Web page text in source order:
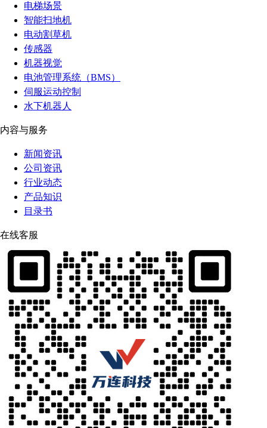
电梯场景
智能扫地机
电动割草机
传感器
机器视觉
电池管理系统（BMS）
伺服运动控制
水下机器人
内容与服务
新闻资讯
公司资讯
行业动态
产品知识
目录书
在线客服